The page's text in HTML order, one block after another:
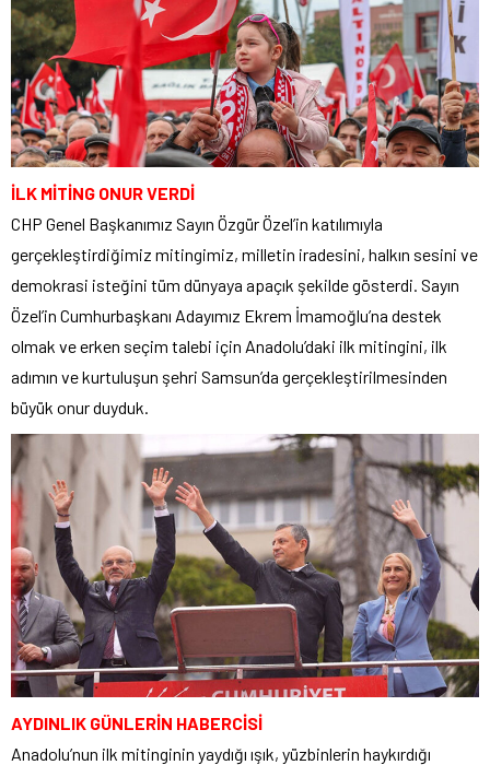
İLK MİTİNG ONUR VERDİ
CHP Genel Başkanımız Sayın Özgür Özel’in katılımıyla
gerçekleştirdiğimiz mitingimiz, milletin iradesini, halkın sesini ve
demokrasi isteğini tüm dünyaya apaçık şekilde gösterdi. Sayın
Özel’in Cumhurbaşkanı Adayımız Ekrem İmamoğlu’na destek
olmak ve erken seçim talebi için Anadolu’daki ilk mitingini, ilk
adımın ve kurtuluşun şehri Samsun’da gerçekleştirilmesinden
büyük onur duyduk.
AYDINLIK GÜNLERİN HABERCİSİ
Anadolu’nun ilk mitinginin yaydığı ışık, yüzbinlerin haykırdığı